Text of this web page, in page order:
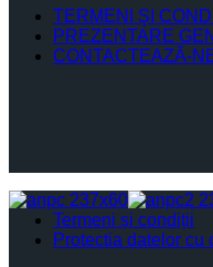
TERMENI ŞI
PREZENTARE
CONTACTEAZĂ-
Termeni și condiții
Protectia datelor cu